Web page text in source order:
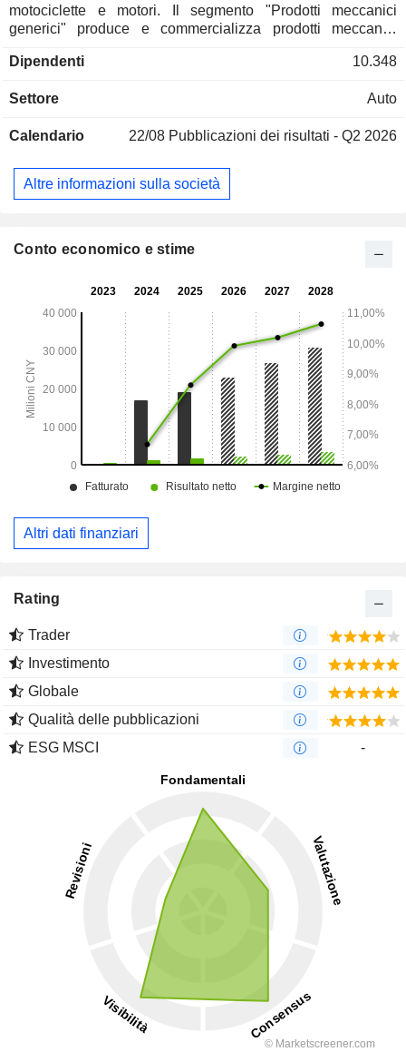
motociclette e motori. Il segmento "Prodotti meccanici
generici" produce e commercializza prodotti meccanici
commerciali" produce e commercializza generatori. Il
commercializza componenti per motociclette. Il segmento
distribuisce i propri prodotti sul mercato interno e sui mercati
Dipendenti 10.348
Settore Auto
Calendario 22/08 Pubblicazioni dei risultati - Q2 2026
Altre informazioni sulla società
Conto economico e stime
Altri dati finanziari
Rating
Trader
Investimento
Globale
Qualità delle pubblicazioni
ESG MSCI
-